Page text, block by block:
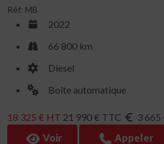
Réf: MB
2022
66 800 km
Diesel
Boîte automatique
18 325 € HT 21 990 € TTC
3 665
Voir
Appeler